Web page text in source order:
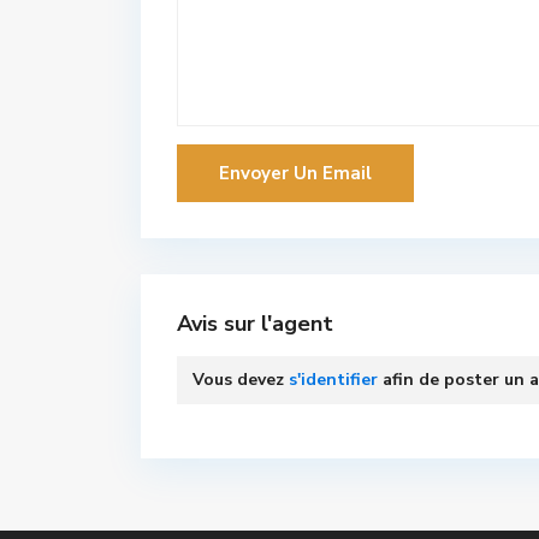
Avis sur l'agent
Vous devez s'identifier afin de poster un